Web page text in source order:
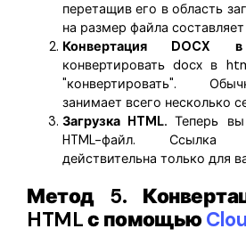
перетащив его в область
на размер файла
Конвертация DOCX
конвертировать docx в
"конвертировать".
занимает всего несколько
Загрузка HTML.Теперь
HTML-файл. Ссылка
действительна только для
Метод 5.
HTML с помощью